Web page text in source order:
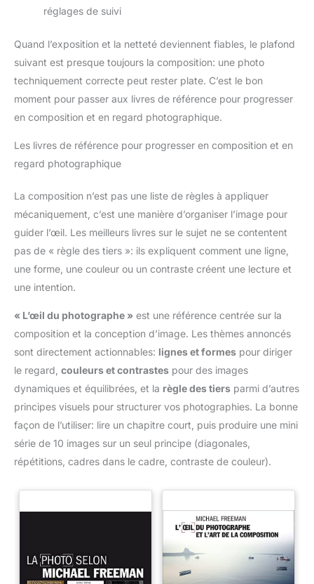
réglages de suivi
Quand l’exposition et la netteté deviennent fiables, le plafond
suivant est presque toujours la composition: une photo
techniquement correcte peut rester plate. C’est le bon
moment pour passer aux livres de référence pour progresser
en composition et en regard photographique.
Les livres de référence pour progresser en composition et en
regard photographique
La composition n’est pas une liste de règles à appliquer
mécaniquement, c’est une manière d’organiser l’image pour
guider l’œil. Les meilleurs livres sur le sujet ne se contentent
pas de « règle des tiers »: ils expliquent comment une ligne,
une forme, une couleur ou un contraste créent une lecture et
une intention.
« L’œil du photographe » est une référence centrée sur la
composition et la conception d’image. Les thèmes annoncés
sont directement actionnables: lignes et formes pour diriger
le regard, couleurs et contrastes pour des images
dynamiques et équilibrées, et la règle des tiers parmi d’autres
principes visuels pour structurer vos photographies. La bonne
façon de l’utiliser: lire un chapitre court, puis produire une mini
série de 10 images sur un seul principe (diagonales,
répétitions, cadres dans le cadre, contraste de couleur).